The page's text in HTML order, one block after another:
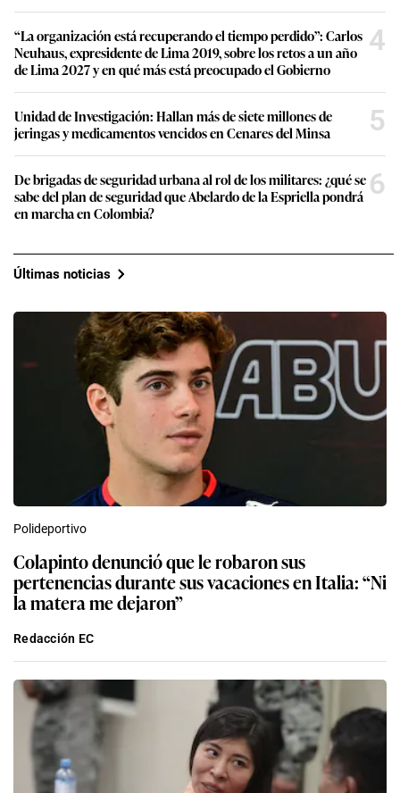
“La organización está recuperando el tiempo perdido”: Carlos
Neuhaus, expresidente de Lima 2019, sobre los retos a un año
de Lima 2027 y en qué más está preocupado el Gobierno
4
Unidad de Investigación: Hallan más de siete millones de
jeringas y medicamentos vencidos en Cenares del Minsa
5
De brigadas de seguridad urbana al rol de los militares: ¿qué se
sabe del plan de seguridad que Abelardo de la Espriella pondrá
en marcha en Colombia?
6
Últimas noticias
Polideportivo
Colapinto denunció que le robaron sus
pertenencias durante sus vacaciones en Italia: “Ni
la matera me dejaron”
Redacción EC